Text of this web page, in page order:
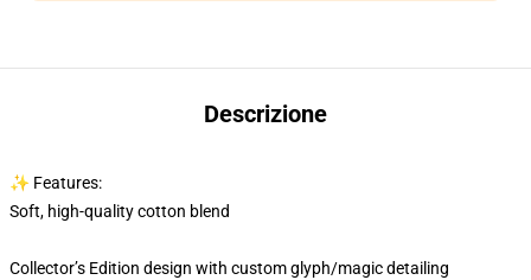
Descrizione
✨ Features:
Soft, high-quality cotton blend
Collector’s Edition design with custom glyph/magic detailing